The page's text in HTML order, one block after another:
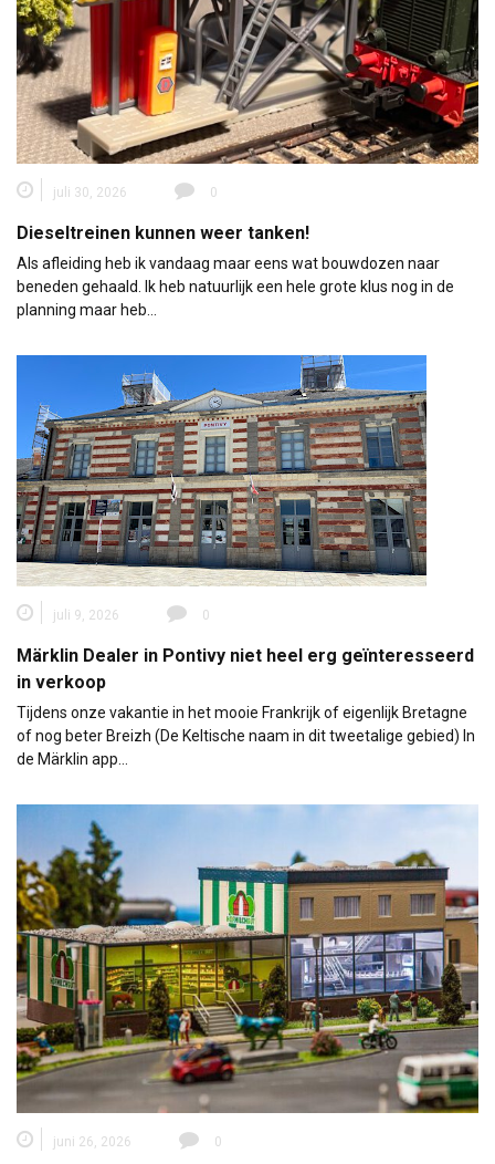
juli 30, 2026 0
Dieseltreinen kunnen weer tanken!
Als afleiding heb ik vandaag maar eens wat bouwdozen naar
beneden gehaald. Ik heb natuurlijk een hele grote klus nog in de
planning maar heb…
juli 9, 2026 0
Märklin Dealer in Pontivy niet heel erg geïnteresseerd
in verkoop
Tijdens onze vakantie in het mooie Frankrijk of eigenlijk Bretagne
of nog beter Breizh (De Keltische naam in dit tweetalige gebied) In
de Märklin app…
juni 26, 2026 0